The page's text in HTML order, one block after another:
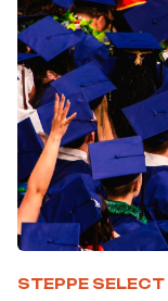
STEPPE SELECT